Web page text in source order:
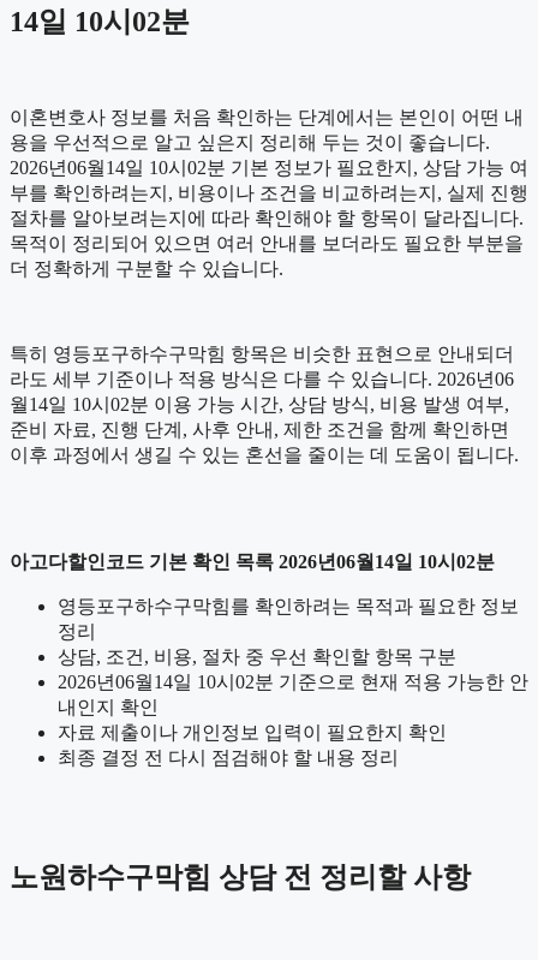
14일 10시02분
이혼변호사 정보를 처음 확인하는 단계에서는 본인이 어떤 내
용을 우선적으로 알고 싶은지 정리해 두는 것이 좋습니다.
2026년06월14일 10시02분 기본 정보가 필요한지, 상담 가능 여
부를 확인하려는지, 비용이나 조건을 비교하려는지, 실제 진행
절차를 알아보려는지에 따라 확인해야 할 항목이 달라집니다.
목적이 정리되어 있으면 여러 안내를 보더라도 필요한 부분을
더 정확하게 구분할 수 있습니다.
특히 영등포구하수구막힘 항목은 비슷한 표현으로 안내되더
라도 세부 기준이나 적용 방식은 다를 수 있습니다. 2026년06
월14일 10시02분 이용 가능 시간, 상담 방식, 비용 발생 여부,
준비 자료, 진행 단계, 사후 안내, 제한 조건을 함께 확인하면
이후 과정에서 생길 수 있는 혼선을 줄이는 데 도움이 됩니다.
아고다할인코드 기본 확인 목록 2026년06월14일 10시02분
영등포구하수구막힘를 확인하려는 목적과 필요한 정보
정리
상담, 조건, 비용, 절차 중 우선 확인할 항목 구분
2026년06월14일 10시02분 기준으로 현재 적용 가능한 안
내인지 확인
자료 제출이나 개인정보 입력이 필요한지 확인
최종 결정 전 다시 점검해야 할 내용 정리
노원하수구막힘 상담 전 정리할 사항